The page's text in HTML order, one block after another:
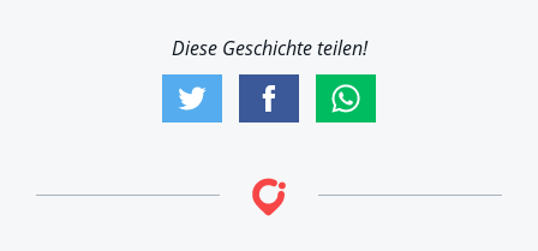
Diese Geschichte teilen!